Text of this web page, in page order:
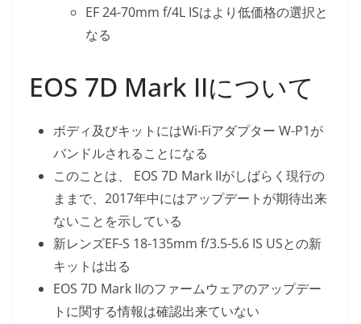
EF 24-70mm f/4L ISはより低価格の選択と
なる
EOS 7D Mark IIについて
ボディ及びキットにはWi-Fiアダプター W-P1が
バンドルされることになる
このことは、 EOS 7D Mark IIがしばらく現行の
ままで、2017年中にはアップデートが期待出来
ないことを示している
新レンズEF-S 18-135mm f/3.5-5.6 IS USとの新
キットは出る
EOS 7D Mark IIのファームウェアのアップデー
トに関する情報は確認出来ていない